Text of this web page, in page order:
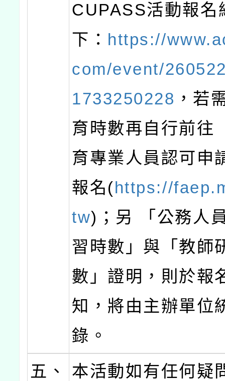
CUPASS活動報名
下： https://
com/event/
1733250228 ，若
育時數再自行前往
育專業人員認可申
報名(https://
tw)；另 「公務人
習時數」與「教師
數」證明，則於報
知，將由主辦單位
錄。
五、
本活動如有任何疑